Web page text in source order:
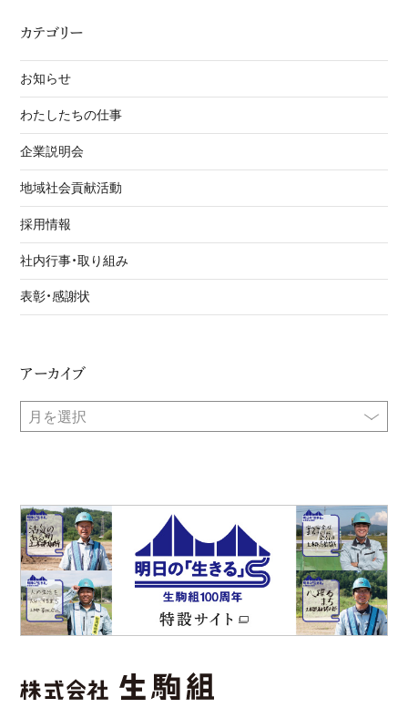
カテゴリー
お知らせ
わたしたちの仕事
企業説明会
地域社会貢献活動
採用情報
社内行事・取り組み
表彰・感謝状
アーカイブ